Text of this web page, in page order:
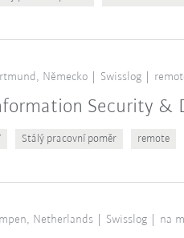
Německo Swisslog
Security &
Stálý pracovní poměr remote
Netherlands Swisslog na